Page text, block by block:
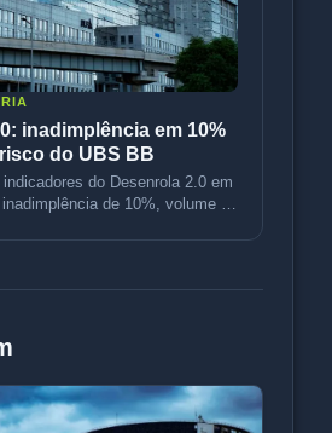
inadimplência em 10%
do UBS BB
do Desenrola 2.0 em
de 10%, volume de